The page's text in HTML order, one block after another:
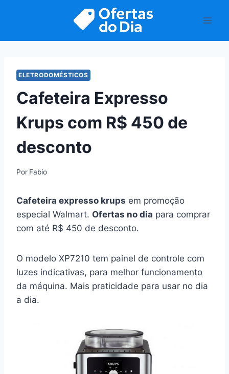
ELETRODOMÉSTICOS
Cafeteira Expresso
Krups com R$ 450 de
desconto
Por Fabio
Cafeteira expresso krups em promoção
especial Walmart. Ofertas no dia para comprar
com até R$ 450 de desconto.
O modelo XP7210 tem painel de controle com
luzes indicativas, para melhor funcionamento
da máquina. Mais praticidade para usar no dia
a dia.